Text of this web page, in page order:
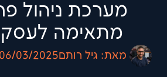
ניהול פרויקטים
לעסק שלך?
גיל רותם06/03/2025זמן קריאה